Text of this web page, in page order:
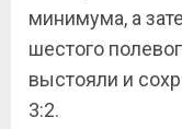
минимума, а
шестого
выстояли и
3:2.